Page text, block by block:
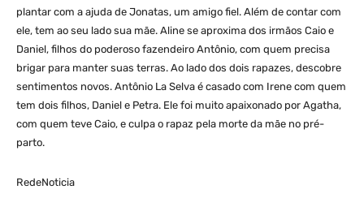
plantar com a ajuda de Jonatas, um amigo fiel. Além de contar com
ele, tem ao seu lado sua mãe. Aline se aproxima dos irmãos Caio e
Daniel, filhos do poderoso fazendeiro Antônio, com quem precisa
brigar para manter suas terras. Ao lado dos dois rapazes, descobre
sentimentos novos. Antônio La Selva é casado com Irene com quem
tem dois filhos, Daniel e Petra. Ele foi muito apaixonado por Agatha,
com quem teve Caio, e culpa o rapaz pela morte da mãe no pré-
parto.
RedeNoticia